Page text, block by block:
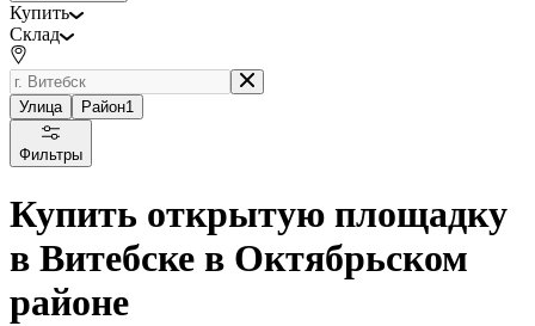
Купить
Склад
Улица Район1
Фильтры
Купить открытую площадку
в Витебске в Октябрьском
районе